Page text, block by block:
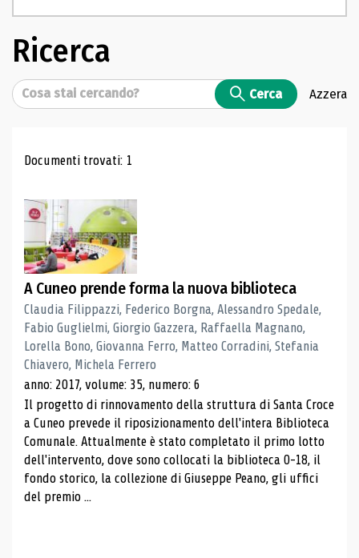
Ricerca
Cerca Cerca Azzera
Risultati di ricerca
Documenti trovati: 1
A Cuneo prende forma la nuova biblioteca
Claudia Filippazzi, Federico Borgna, Alessandro Spedale,
Fabio Guglielmi, Giorgio Gazzera, Raffaella Magnano,
Lorella Bono, Giovanna Ferro, Matteo Corradini, Stefania
Chiavero, Michela Ferrero
anno: 2017, volume: 35, numero: 6
Il progetto di rinnovamento della struttura di Santa Croce
a Cuneo prevede il riposizionamento dell'intera Biblioteca
Comunale. Attualmente è stato completato il primo lotto
dell'intervento, dove sono collocati la biblioteca 0-18, il
fondo storico, la collezione di Giuseppe Peano, gli uffici
del premio ...